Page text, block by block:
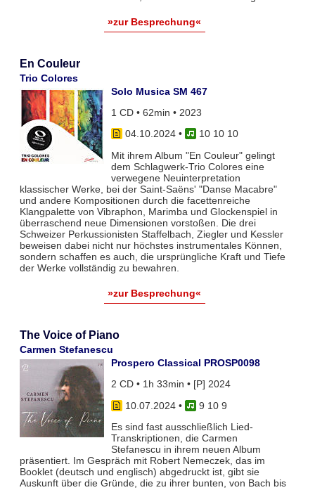
»zur Besprechung«
En Couleur
Trio Colores
Solo Musica SM 467
1 CD • 62min • 2023
04.10.2024•
10 10 10
Mit ihrem Album "En Couleur" gelingt
dem Schlagwerk-Trio Colores eine
verwegene Neuinterpretation
klassischer Werke, bei der Saint-Saëns' "Danse Macabre"
und andere Kompositionen durch die facettenreiche
Klangpalette von Vibraphon, Marimba und Glockenspiel in
überraschend neue Dimensionen vorstoßen. Die drei
Schweizer Perkussionisten Staffelbach, Ziegler und Kessler
beweisen dabei nicht nur höchstes instrumentales Können,
sondern schaffen es auch, die ursprüngliche Kraft und Tiefe
der Werke vollständig zu bewahren.
»zur Besprechung«
The Voice of Piano
Carmen Stefanescu
Prospero Classical PROSP0098
2 CD • 1h 33min • [P] 2024
10.07.2024•
9 10 9
Es sind fast ausschließlich Lied-
Transkriptionen, die Carmen
Stefanescu in ihrem neuen Album
präsentiert. Im Gespräch mit Robert Nemeczek, das im
Booklet (deutsch und englisch) abgedruckt ist, gibt sie
Auskunft über die Gründe, die zu ihrer bunten, von Bach bis